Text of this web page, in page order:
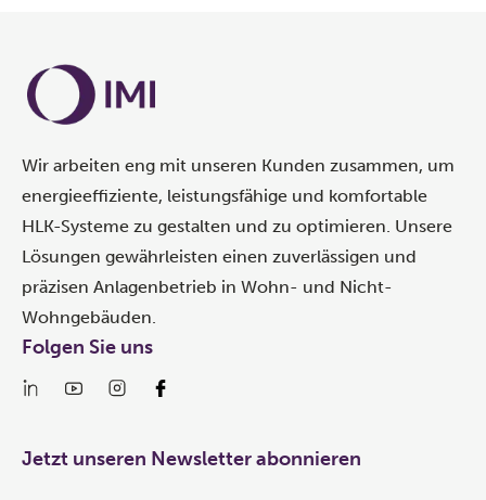
Wir arbeiten eng mit unseren Kunden zusammen, um
energieeffiziente, leistungsfähige und komfortable
HLK-Systeme zu gestalten und zu optimieren. Unsere
Lösungen gewährleisten einen zuverlässigen und
präzisen Anlagenbetrieb in Wohn- und Nicht-
Wohngebäuden.
Folgen Sie uns
Jetzt unseren Newsletter abonnieren